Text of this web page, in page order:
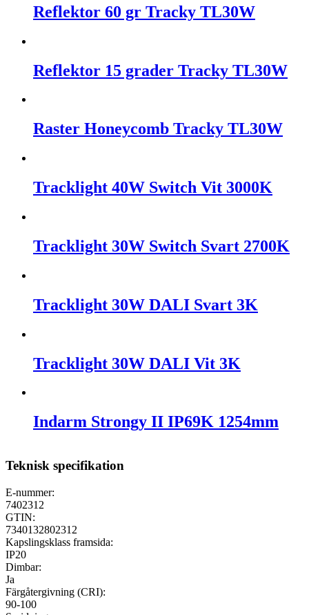
Reflektor 60 gr Tracky TL30W
Reflektor 15 grader Tracky TL30W
Raster Honeycomb Tracky TL30W
Tracklight 40W Switch Vit 3000K
Tracklight 30W Switch Svart 2700K
Tracklight 30W DALI Svart 3K
Tracklight 30W DALI Vit 3K
Indarm Strongy II IP69K 1254mm
Teknisk specifikation
E-nummer:
7402312
GTIN:
7340132802312
Kapslingsklass framsida:
IP20
Dimbar:
Ja
Färgåtergivning (CRI):
90-100